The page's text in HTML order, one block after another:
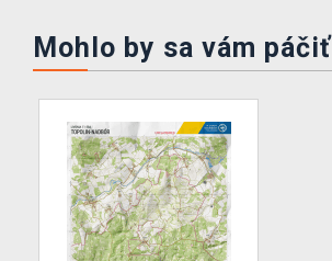
Mohlo by sa vám páčiť